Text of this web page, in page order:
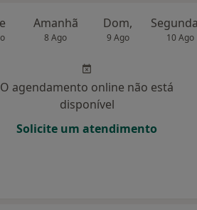
Amanhã
8 Ago
Dom,
9 Ago 10 Ago
O agendamento online não está
disponível
Solicite um atendimento